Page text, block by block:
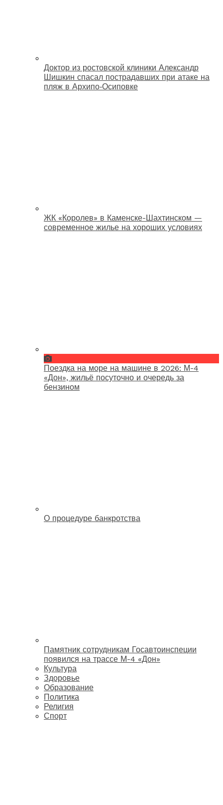
Доктор из ростовской клиники Александр
Шишкин спасал пострадавших при атаке на
пляж в Архипо‑Осиповке
ЖК «Королев» в Каменске-Шахтинском —
современное жилье на хороших условиях
Поездка на море на машине в 2026: М-4
«Дон», жильё посуточно и очередь за
бензином
О процедуре банкротства
Памятник сотрудникам Госавтоинспеции
появился на трассе М-4 «Дон»
Культура
Здоровье
Образование
Политика
Религия
Спорт